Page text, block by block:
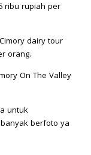
ribu rupiah per
dairy tour
orang.
On The Valley
untuk
berfoto ya